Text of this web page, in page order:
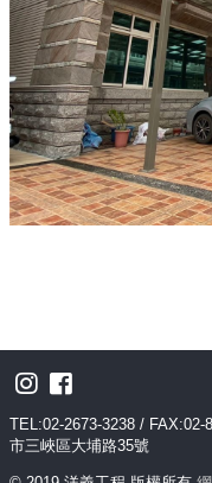
TEL:02-2673-3238 /
市三峽區大埔路35號